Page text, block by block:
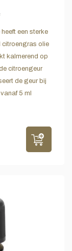
een sterke
citroengras olie
kalmerend op
citroengeur
de geur bij
5 ml